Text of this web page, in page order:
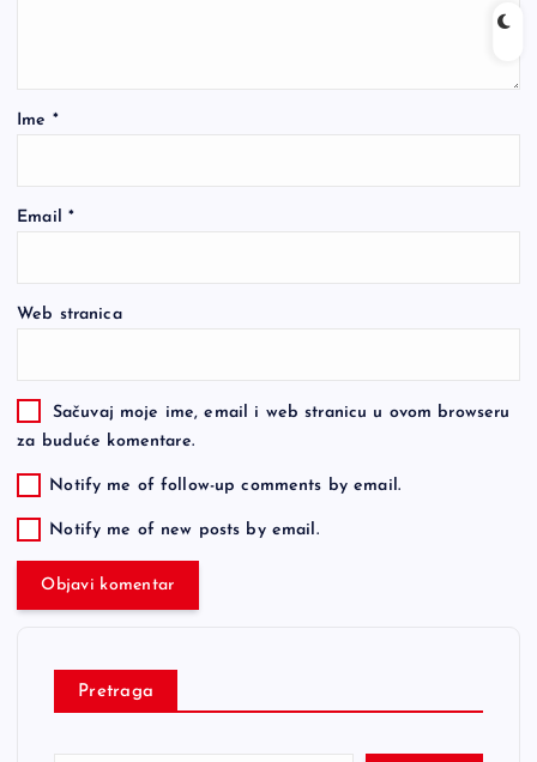
Ime *
Email *
Web stranica
Sačuvaj moje ime, email i web stranicu u ovom browseru
za buduće komentare.
Notify me of follow-up comments by email.
Notify me of new posts by email.
Pretraga